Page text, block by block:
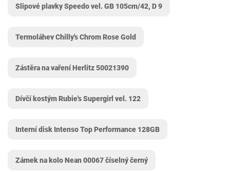
Slipové plavky Speedo vel. GB 105cm/42, D 9
Termoláhev Chilly's ‎Chrom Rose Gold
Zástěra na vaření Herlitz 50021390
Dívčí kostým Rubie's Supergirl vel. 122
Interní disk Intenso Top Performance 128GB
Zámek na kolo Nean ‎00067 číselný černý